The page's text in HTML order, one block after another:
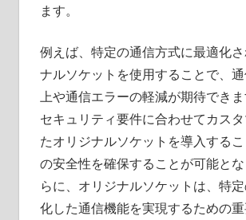
ます。
例えば、特定の通信方式に最適化
ナルソケットを使用することで、
上や通信エラーの軽減が期待できま
セキュリティ要件に合わせてカス
たオリジナルソケットを導入する
の安全性を確保することが可能と
らに、オリジナルソケットは、特
化した通信機能を実現するための